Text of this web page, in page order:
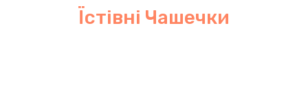
Їстівні Чашечки